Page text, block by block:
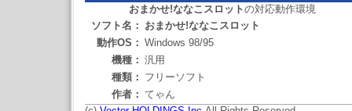
おまかせ!ななこスロットの対応動作環境
ソフト名： おまかせ!ななこスロット
動作OS： Windows 98/95
機種： 汎用
種類： フリーソフト
作者： てゃん